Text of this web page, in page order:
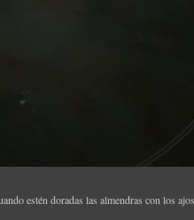
estén doradas las almendras con los